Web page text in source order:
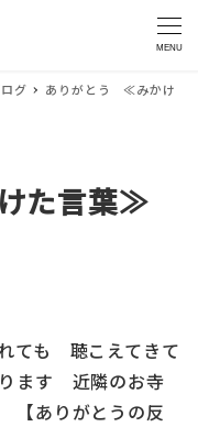
MENU
グ
ありがとう ≪みかけ
た言葉≫
ても 聴こえてきて
ます 近隣のお寺
ありがとうの反